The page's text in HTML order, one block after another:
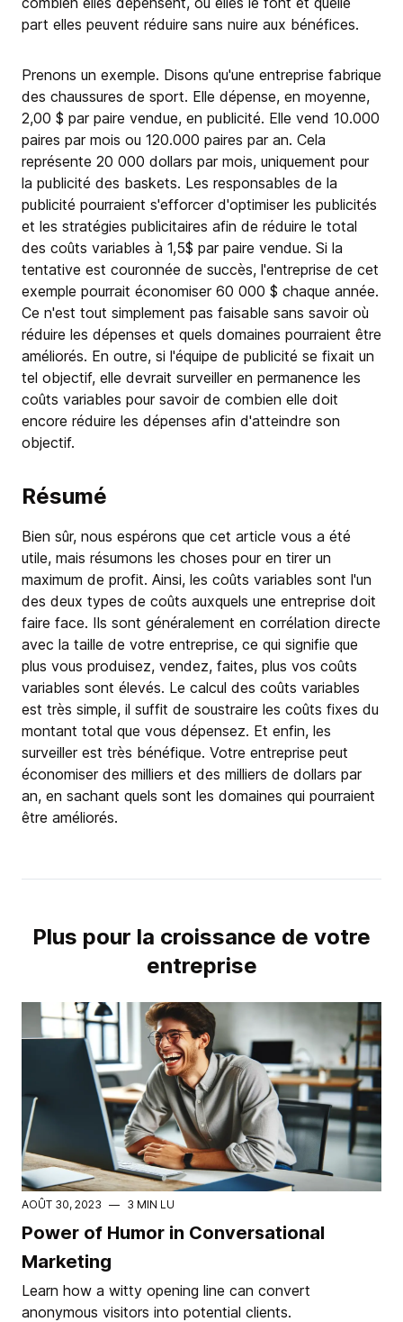
part elles peuvent réduire sans nuire aux bénéfices.
Prenons un exemple. Disons qu'une entreprise fabrique
des chaussures de sport. Elle dépense, en moyenne,
2,00 $ par paire vendue, en publicité. Elle vend 10.000
paires par mois ou 120.000 paires par an. Cela
représente 20 000 dollars par mois, uniquement pour
la publicité des baskets. Les responsables de la
publicité pourraient s'efforcer d'optimiser les publicités
et les stratégies publicitaires afin de réduire le total
des coûts variables à 1,5$ par paire vendue. Si la
tentative est couronnée de succès, l'entreprise de cet
exemple pourrait économiser 60 000 $ chaque année.
Ce n'est tout simplement pas faisable sans savoir où
réduire les dépenses et quels domaines pourraient être
améliorés. En outre, si l'équipe de publicité se fixait un
tel objectif, elle devrait surveiller en permanence les
coûts variables pour savoir de combien elle doit
encore réduire les dépenses afin d'atteindre son
objectif.
Résumé
Bien sûr, nous espérons que cet article vous a été
utile, mais résumons les choses pour en tirer un
maximum de profit. Ainsi, les coûts variables sont l'un
des deux types de coûts auxquels une entreprise doit
faire face. Ils sont généralement en corrélation directe
avec la taille de votre entreprise, ce qui signifie que
plus vous produisez, vendez, faites, plus vos coûts
variables sont élevés. Le calcul des coûts variables
est très simple, il suffit de soustraire les coûts fixes du
montant total que vous dépensez. Et enfin, les
surveiller est très bénéfique. Votre entreprise peut
économiser des milliers et des milliers de dollars par
an, en sachant quels sont les domaines qui pourraient
être améliorés.
Plus pour la croissance de votre
entreprise
AOÛT 30, 2023 — 3 MIN LU
Power of Humor in Conversational
Marketing
Learn how a witty opening line can convert
anonymous visitors into potential clients.